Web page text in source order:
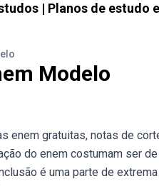
| Planos de estudo
Modelo
enem gratuitas, notas de
do enem costumam ser
é uma parte de